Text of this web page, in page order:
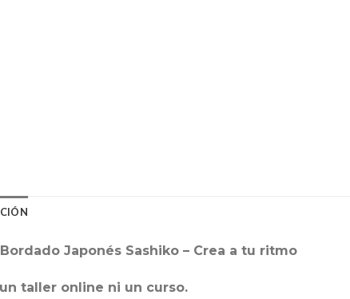
Japonés Sashiko – Crea a tu ritmo
taller online ni un curso.